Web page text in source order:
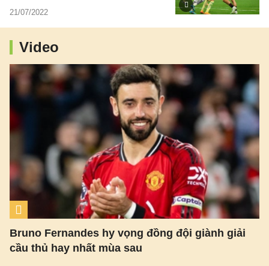
21/07/2022
Video
Bruno Fernandes hy vọng đồng đội giành giải
cầu thủ hay nhất mùa sau